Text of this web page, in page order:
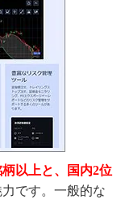
柄以上と、国内2位
です。一般的な